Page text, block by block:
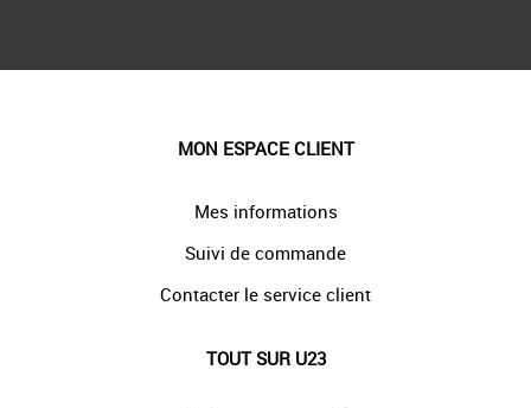
MON ESPACE CLIENT
Mes informations
Suivi de commande
Contacter le service client
TOUT SUR U23